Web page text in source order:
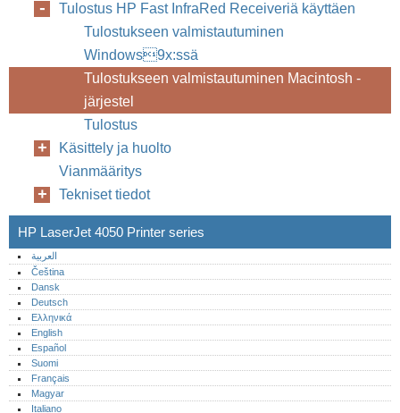
HP Fast InfraRed Receiver
Tulostus HP Fast InfraRed Receiveriä käyttäen
Tulostukseen valmistautuminen
Windows9x:ssä
Tulostukseen valmistautuminen Macintosh -
järjestel
Tulostus
Käsittely ja huolto
Vianmääritys
Tekniset tiedot
HP LaserJet 4050 Printer series
العربية
Čeština
Dansk
Deutsch
Ελληνικά
English
Español
Suomi
Français
Magyar
Italiano